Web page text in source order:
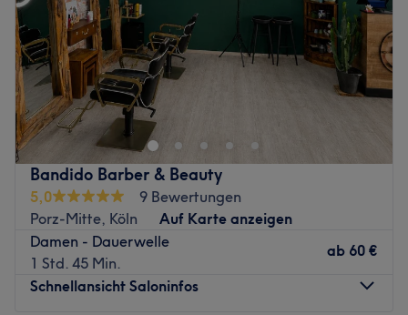
Bandido Barber & Beauty
5,0
9 Bewertungen
Porz-Mitte, Köln
Auf Karte anzeigen
Damen - Dauerwelle
1 Std. 45 Min.
ab 60 €
Schnellansicht Saloninfos